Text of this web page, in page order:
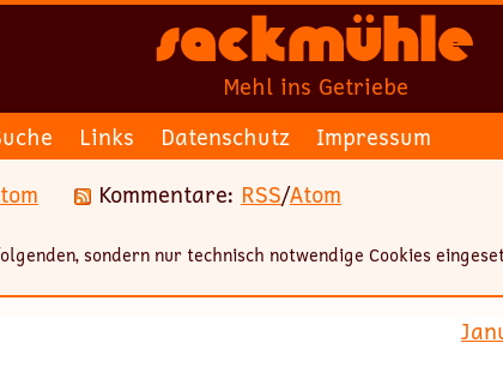
Sackmühle
Mehl ins Getriebe
Links Datenschutz
Impressum
Kommentare: RSS/Atom
sondern nur technisch notwendige Cookies